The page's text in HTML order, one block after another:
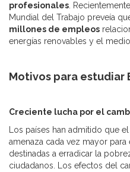
profesionales .
Mundial del Trabajo preveía
millones de empleos
energías renovables y el
Motivos para estudiar
Creciente lucha por el
Los países han admitido que
amenaza cada vez mayor
destinadas a erradicar la
ciudadanos. Los efectos del